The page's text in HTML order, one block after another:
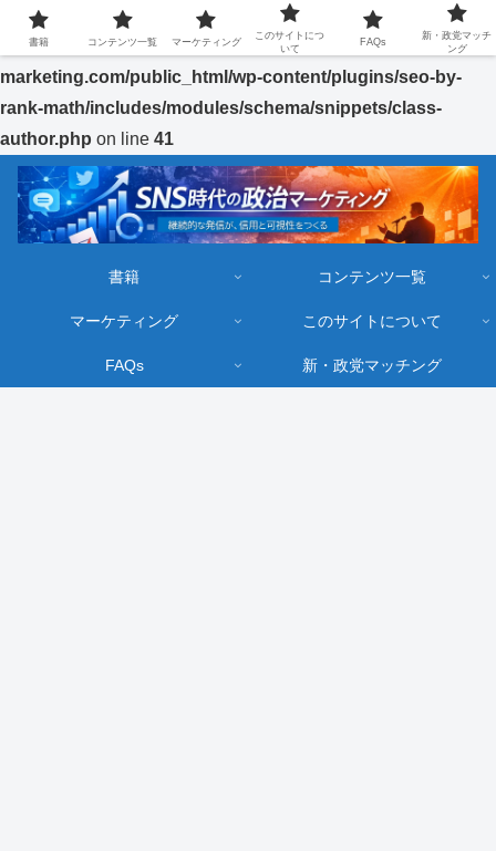
Warning : Undefined array key "url" in/home/jigstar1115/seiji-
marketing.com/public_html/wp-content/plugins/seo-by-
rank-math/includes/modules/schema/snippets/class-
author.php on line 41
書籍 コンテンツ一覧
マーケティング このサイトについて
FAQs 新・政党マッチング
書籍 コンテンツ一覧 マーケティング
このサイトにつ
いて
FAQs
新・政党マッチ
ング